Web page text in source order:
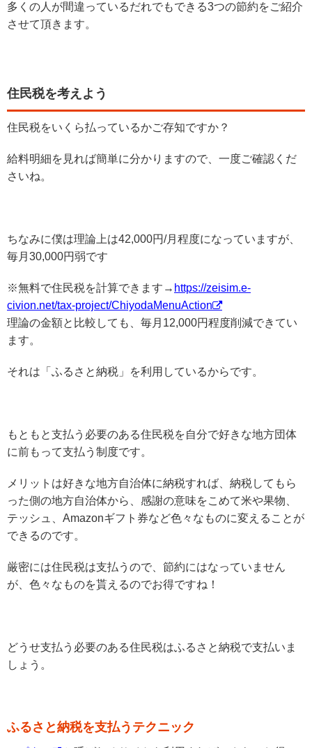
多くの人が間違っているだれでもできる3つの節約をご紹介
させて頂きます。
住民税を考えよう
住民税をいくら払っているかご存知ですか？
給料明細を見れば簡単に分かりますので、一度ご確認くだ
さいね。
ちなみに僕は理論上は42,000円/月程度になっていますが、
毎月30,000円弱です
※無料で住民税を計算できます→ https://zeisim.e-
civion.net/tax-project/ChiyodaMenuAction
理論の金額と比較しても、毎月12,000円程度削減できてい
ます。
それは「ふるさと納税」を利用しているからです。
もともと支払う必要のある住民税を自分で好きな地方団体
に前もって支払う制度です。
メリットは好きな地方自治体に納税すれば、納税してもら
った側の地方自治体から、感謝の意味をこめて米や果物、
テッシュ、Amazonギフト券など色々なものに変えることが
できるのです。
厳密には住民税は支払うので、節約にはなっていません
が、色々なものを貰えるのでお得ですね！
どうせ支払う必要のある住民税はふるさと納税で支払いま
しょう。
ふるさと納税を支払うテクニック